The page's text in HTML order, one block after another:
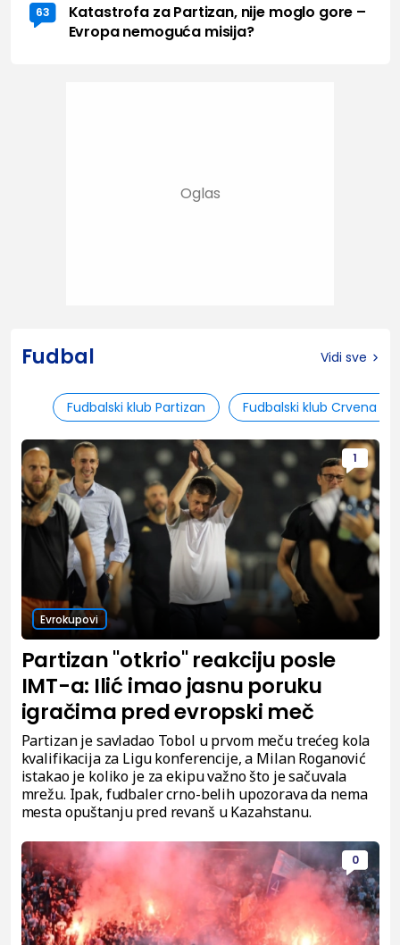
63
Katastrofa za Partizan, nije moglo gore –
Evropa nemoguća misija?
Fudbal Vidi sve
Fudbalski klub Partizan Fudbalski klub Crvena
1
Evrokupovi
Partizan "otkrio" reakciju posle
IMT-a: Ilić imao jasnu poruku
igračima pred evropski meč
Partizan je savladao Tobol u prvom meču trećeg kola
kvalifikacija za Ligu konferencije, a Milan Roganović
istakao je koliko je za ekipu važno što je sačuvala
mrežu. Ipak, fudbaler crno-belih upozorava da nema
mesta opuštanju pred revanš u Kazahstanu.
0